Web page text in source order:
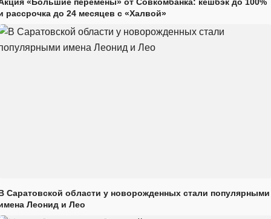
рассрочка до 24 месяцев с «Халвой»
Саратовской области у новорожденных стали популярными
Леонид и Лео